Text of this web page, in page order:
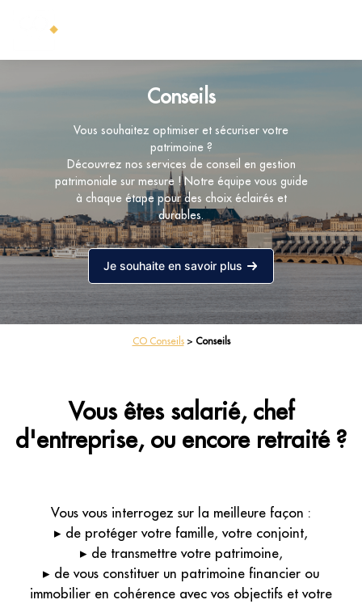
Conseils
Vous souhaitez optimiser et sécuriser votre
patrimoine ?
Découvrez nos services de conseil en gestion
patrimoniale sur mesure ! Notre équipe vous guide
à chaque étape pour des choix éclairés et
durables.
Je souhaite en savoir plus
CO Conseils> Conseils
Vous êtes salarié, chef
d'entreprise, ou encore retraité ?
Vous vous interrogez sur la meilleure façon :
▸ de protéger votre famille, votre conjoint,
▸ de transmettre votre patrimoine,
▸ de vous constituer un patrimoine financier ou
immobilier en cohérence avec vos objectifs et votre